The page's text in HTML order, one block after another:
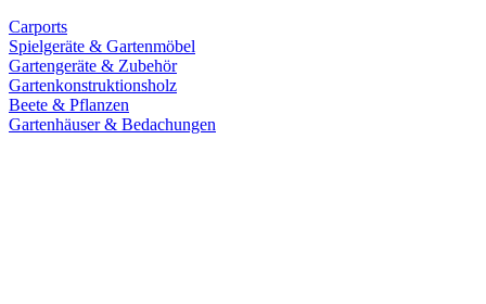
Carports
Spielgeräte & Gartenmöbel
Gartengeräte & Zubehör
Gartenkonstruktionsholz
Beete & Pflanzen
Gartenhäuser & Bedachungen